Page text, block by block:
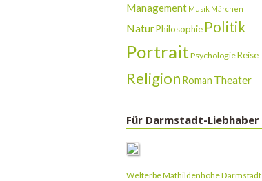
Management Musik Märchen
NaturPhilosophie Politik
Portrait PsychologieReise
Religion Roman Theater
Für Darmstadt-Liebhaber
Welterbe Mathildenhöhe Darmstadt